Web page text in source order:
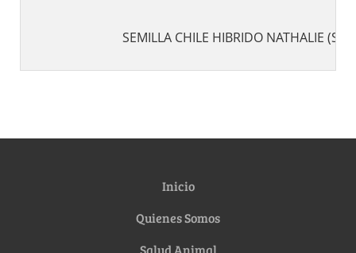
SEMILLA CHILE HIBRIDO NATHALIE (S/
Inicio
Quienes Somos
Salud Animal